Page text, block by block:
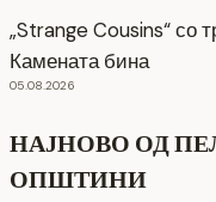
„Strange Cousins“ со
Камената бина
05.08.2026
НАЈНОВО ОД
ОПШТИНИ